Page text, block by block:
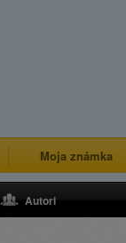
Moja známka
Autori